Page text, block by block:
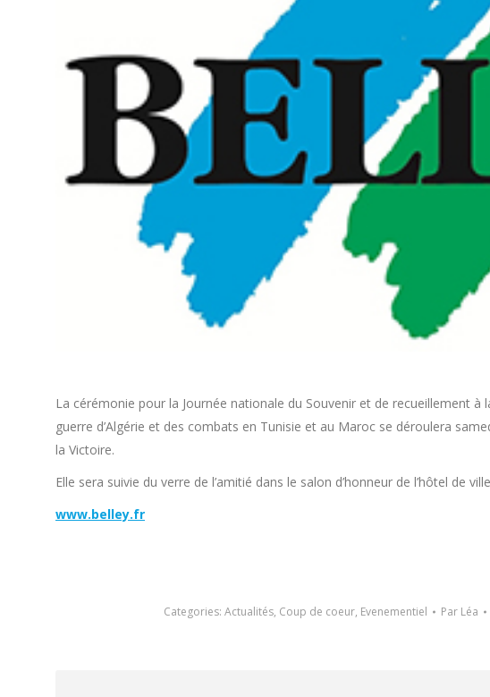
La cérémonie pour la Journée nationale du Souvenir et de recueillement
guerre d’Algérie et des combats en Tunisie et au Maroc se déroulera
la Victoire.
Elle sera suivie du verre de l’amitié dans le salon d’honneur de l’hôtel de
www.belley.fr
Categories: Actualités, Coup de coeur, Evenementiel Par Léa